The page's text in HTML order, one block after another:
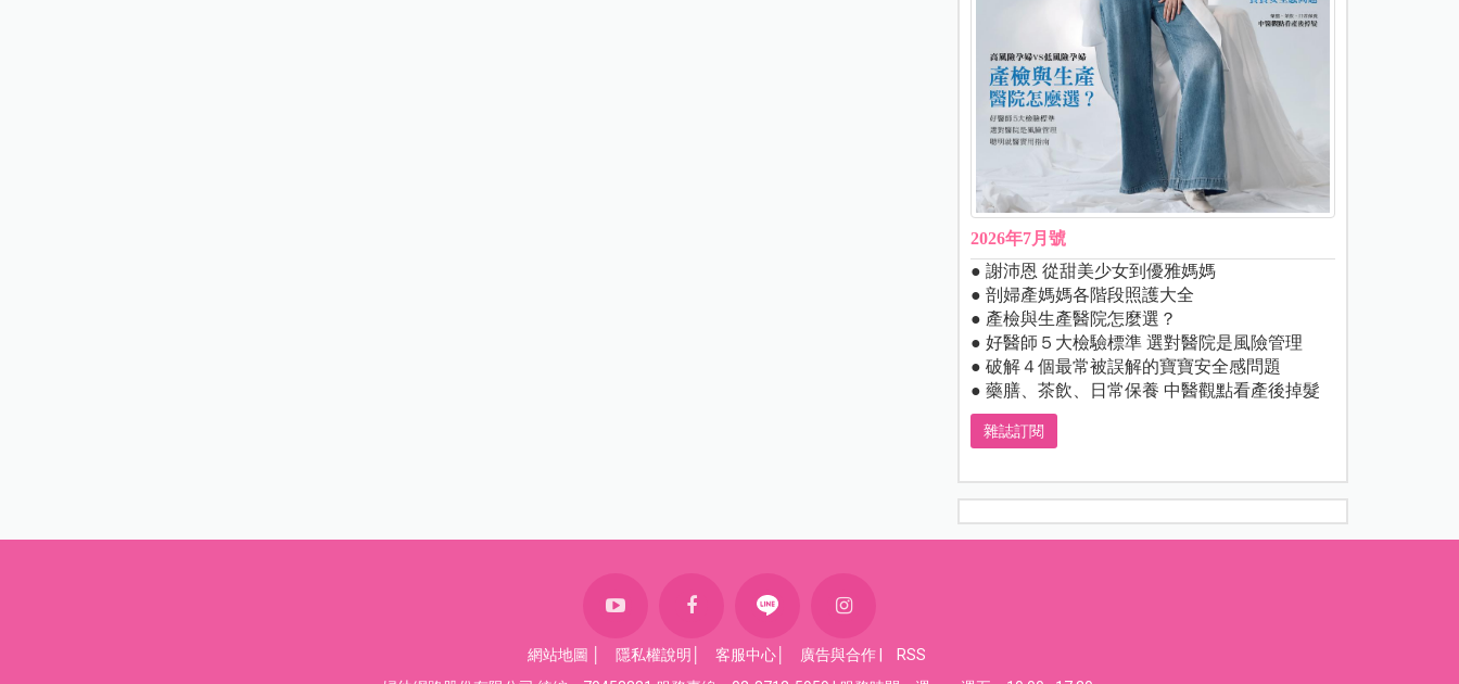
2026年7月號
● 謝沛恩 從甜美少女到優雅媽媽
● 剖婦產媽媽各階段照護大全
● 產檢與生產醫院怎麼選？
● 好醫師５大檢驗標準 選對醫院是風險管理
● 破解４個最常被誤解的寶寶安全感問題
● 藥膳、茶飲、日常保養 中醫觀點看產後掉髮
雜誌訂閱
網站地圖 隱私權說明 客服中心 廣告與合作
RSS